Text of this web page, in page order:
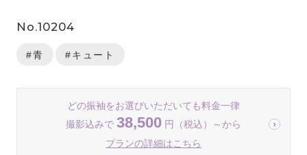
No.10204
#青 #キュート
どの振袖をお選びいただいても料金一律
撮影込みで 38,500 円（税込）～から
プランの詳細はこちら